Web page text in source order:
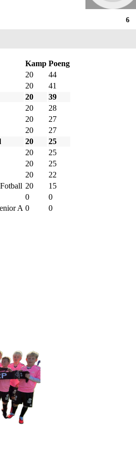
6
Kamp Poeng
20
44
20
41
20
39
20
28
20
27
20
27
20
25
20
25
20
25
20
22
20
15
0
0
A 0 0